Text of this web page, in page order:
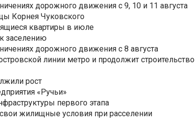
дорожного движения с 9, 10 и 11 августа
Корнея Чуковского
квартиры в июле
заселению
дорожного движения с 8 августа
линии метро и продолжит строительство
рост
«Ручьи»
первого этапа
жилищные условия при расселении